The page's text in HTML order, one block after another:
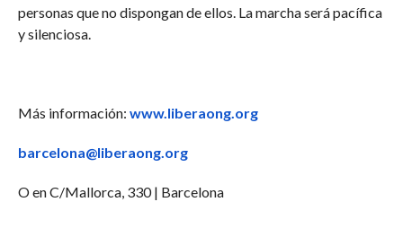
personas que no dispongan de ellos. La marcha será pacífica
y silenciosa.
Más información: www.liberaong.org
barcelona@liberaong.org
O en C/Mallorca, 330 | Barcelona